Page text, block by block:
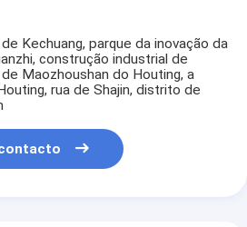
Kechuang, parque da inovação da
construção industrial de
Maozhoushan do Houting, a
rua de Shajin, distrito de